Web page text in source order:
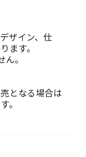
ザイン、仕
ます。
。
となる場合は
。